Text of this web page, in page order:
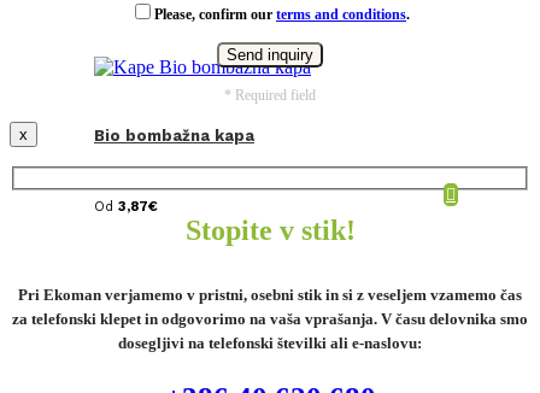
Bio bombažna kapa
Od 3,87€
Please, confirm our terms and conditions.
* Required field
x
Stopite v stik!
Pri Ekoman verjamemo v pristni, osebni stik in si z veseljem vzamemo čas
za telefonski klepet in odgovorimo na vaša vprašanja. V času delovnika smo
dosegljivi na telefonski številki ali e-naslovu: